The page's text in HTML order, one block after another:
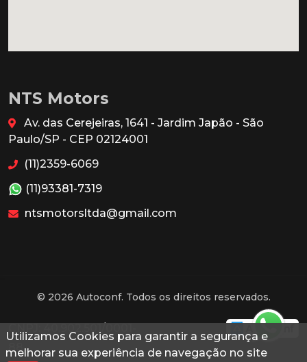
Utilizamos Cookies para garantir a segurança e
melhorar sua experiência de navegação no site
NTS Motors
Av. das Cerejeiras, 1641 - Jardim Japão - São
Paulo/SP - CEP 02124001
(11)2359-6069
(11)93381-7319
ntsmotorsltda@gmail.com
© 2026 Autoconf. Todos os direitos reservados.